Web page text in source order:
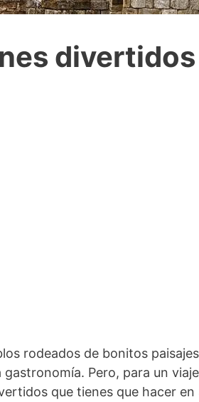
rodeados de bonitos
Pero, para un
que tienes que hacer en